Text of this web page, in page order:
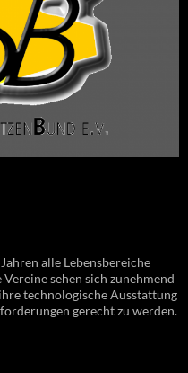
alle Lebensbereiche
sehen sich zunehmend
technologische Ausstattung
gerecht zu werden.